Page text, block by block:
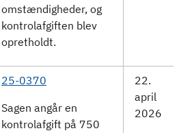
omstændigheder, og
kontrolafgiften blev
opretholdt.
25-0370
Sagen angår en
kontrolafgift på 750
22.
april
2026